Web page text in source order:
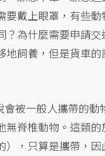
要戴上眼罩，有些
？為什麼需要申請
飼養，但是貨車
會被一般人攜帶的
無脊椎動物。這類
，只算是攜帶，